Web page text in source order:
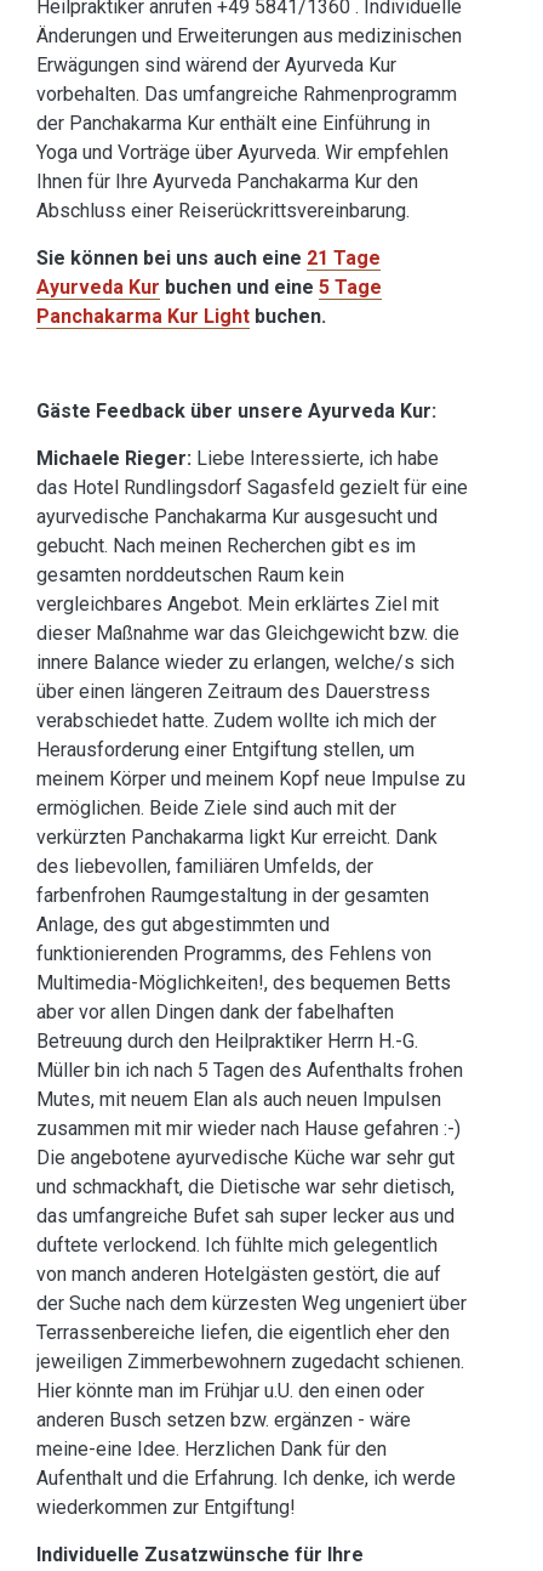
Heilpraktiker anrufen +49 5841/1360 . Individuelle
Änderungen und Erweiterungen aus medizinischen
Erwägungen sind wärend der Ayurveda Kur
vorbehalten. Das umfangreiche Rahmenprogramm
der Panchakarma Kur enthält eine Einführung in
Yoga und Vorträge über Ayurveda. Wir empfehlen
Ihnen für Ihre Ayurveda Panchakarma Kur den
Abschluss einer Reiserückrittsvereinbarung.
Sie können bei uns auch eine 21 Tage
Ayurveda Kur buchen und eine 5 Tage
Panchakarma Kur Light buchen.
Gäste Feedback über unsere Ayurveda Kur:
Michaele Rieger: Liebe Interessierte, ich habe
das Hotel Rundlingsdorf Sagasfeld gezielt für eine
ayurvedische Panchakarma Kur ausgesucht und
gebucht. Nach meinen Recherchen gibt es im
gesamten norddeutschen Raum kein
vergleichbares Angebot. Mein erklärtes Ziel mit
dieser Maßnahme war das Gleichgewicht bzw. die
innere Balance wieder zu erlangen, welche/s sich
über einen längeren Zeitraum des Dauerstress
verabschiedet hatte. Zudem wollte ich mich der
Herausforderung einer Entgiftung stellen, um
meinem Körper und meinem Kopf neue Impulse zu
ermöglichen. Beide Ziele sind auch mit der
verkürzten Panchakarma ligkt Kur erreicht. Dank
des liebevollen, familiären Umfelds, der
farbenfrohen Raumgestaltung in der gesamten
Anlage, des gut abgestimmten und
funktionierenden Programms, des Fehlens von
Multimedia-Möglichkeiten!, des bequemen Betts
aber vor allen Dingen dank der fabelhaften
Betreuung durch den Heilpraktiker Herrn H.-G.
Müller bin ich nach 5 Tagen des Aufenthalts frohen
Mutes, mit neuem Elan als auch neuen Impulsen
zusammen mit mir wieder nach Hause gefahren :-)
Die angebotene ayurvedische Küche war sehr gut
und schmackhaft, die Dietische war sehr dietisch,
das umfangreiche Bufet sah super lecker aus und
duftete verlockend. Ich fühlte mich gelegentlich
von manch anderen Hotelgästen gestört, die auf
der Suche nach dem kürzesten Weg ungeniert über
Terrassenbereiche liefen, die eigentlich eher den
jeweiligen Zimmerbewohnern zugedacht schienen.
Hier könnte man im Frühjar u.U. den einen oder
anderen Busch setzen bzw. ergänzen - wäre
meine-eine Idee. Herzlichen Dank für den
Aufenthalt und die Erfahrung. Ich denke, ich werde
wiederkommen zur Entgiftung!
Individuelle Zusatzwünsche für Ihre